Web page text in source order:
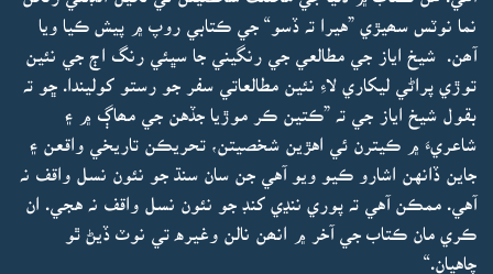
نما نوٽس سھيڙي ”هيرا تہ ڏسو“ جي ڪتابي روپ ۾ پيش ڪيا ويا
آھن. شيخ اياز جي مطالعي جي رنگيني جا سڀئي رنگ اڄ جي نئين
توڙي پراڻي ليکاري لاءِ نئين مطالعاتي سفر جو رستو کوليندا. ڇو تہ
بقول شيخ اياز جي تہ ”ڪتين ڪر موڙيا جڏهن جي مھاڳ ۾ ۽
شاعريءَ ۾ ڪيترن ئي اهڙين شخصيتن، تحريڪن تاريخي واقعن ۽
جاين ڏانهن اشارو ڪيو ويو آهي جن سان سنڌ جو نئون نسل واقف نہ
آهي. ممڪن آهي تہ پوري ننڍي کنڊ جو نئون نسل واقف نہ هجي. ان
ڪري مان ڪتاب جي آخر ۾ انھن نالن وغيره تي نوٽ ڏيڻ ٿو
چاهيان.“